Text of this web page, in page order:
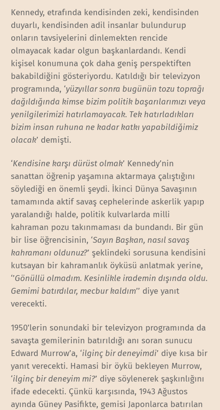
Kennedy, etrafında kendisinden zeki, kendisinden
duyarlı, kendisinden adil insanlar bulundurup
onların tavsiyelerini dinlemekten rencide
olmayacak kadar olgun başkanlardandı. Kendi
kişisel konumuna çok daha geniş perspektiften
bakabildiğini gösteriyordu. Katıldığı bir televizyon
programında, ‘yüzyıllar sonra bugünün tozu toprağı
dağıldığında kimse bizim politik başarılarımızı veya
yenilgilerimizi hatırlamayacak. Tek hatırladıkları
bizim insan ruhuna ne kadar katkı yapabildiğimiz
olacak’ demişti.
‘Kendisine karşı dürüst olmak’ Kennedy’nin
sanattan öğrenip yaşamına aktarmaya çalıştığını
söylediği en önemli şeydi. İkinci Dünya Savaşının
tamamında aktif savaş cephelerinde askerlik yapıp
yaralandığı halde, politik kulvarlarda milli
kahraman pozu takınmaması da bundandı. Bir gün
bir lise öğrencisinin, ‘Sayın Başkan, nasıl savaş
kahramanı oldunuz?’ şeklindeki sorusuna kendisini
kutsayan bir kahramanlık öyküsü anlatmak yerine,
‘’Gönüllü olmadım. Kesinlikle irademin dışında oldu.
Gemimi batırdılar, mecbur kaldım’’ diye yanıt
verecekti.
1950’lerin sonundaki bir televizyon programında da
savaşta gemilerinin batırıldığı anı soran sunucu
Edward Murrow’a, ‘ilginç bir deneyimdi’ diye kısa bir
yanıt verecekti. Hamasi bir öykü bekleyen Murrow,
‘ilginç bir deneyim mi?’ diye söylenerek şaşkınlığını
ifade edecekti. Çünkü karşısında, 1943 Ağustos
ayında Güney Pasifikte, gemisi Japonlarca batırılan